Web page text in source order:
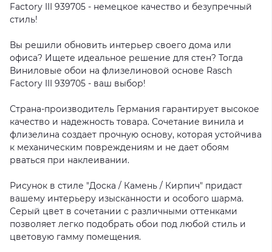
Factory III 939705 - немецкое качество и безупречный
стиль!
Вы решили обновить интерьер своего дома или
офиса? Ищете идеальное решение для стен? Тогда
Виниловые обои на флизелиновой основе Rasch
Factory III 939705 - ваш выбор!
Страна-производитель Германия гарантирует высокое
качество и надежность товара. Сочетание винила и
флизелина создает прочную основу, которая устойчива
к механическим повреждениям и не дает обоям
рваться при наклеивании.
Рисунок в стиле "Доска / Камень / Кирпич" придаст
вашему интерьеру изысканности и особого шарма.
Серый цвет в сочетании с различными оттенками
позволяет легко подобрать обои под любой стиль и
цветовую гамму помещения.